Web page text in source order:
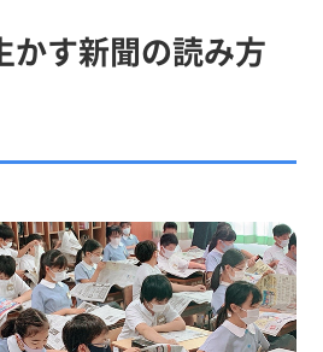
かす新聞の読み方